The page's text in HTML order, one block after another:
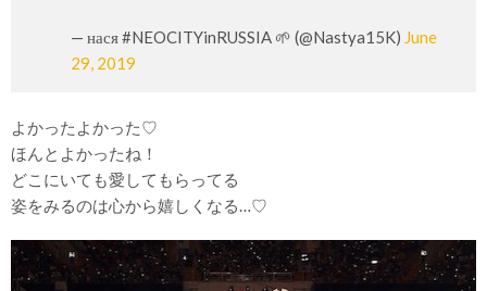
— нася #NEOCITYinRUSSIA 🌱 (@Nastya15K) June
29, 2019
よかったよかった♡
ほんとよかったね！
どこにいても愛してもらってる
姿をみるのは心から嬉しくなる…♡